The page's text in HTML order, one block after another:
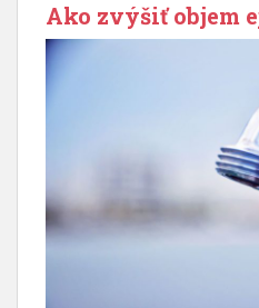
Ako zvýšiť objem